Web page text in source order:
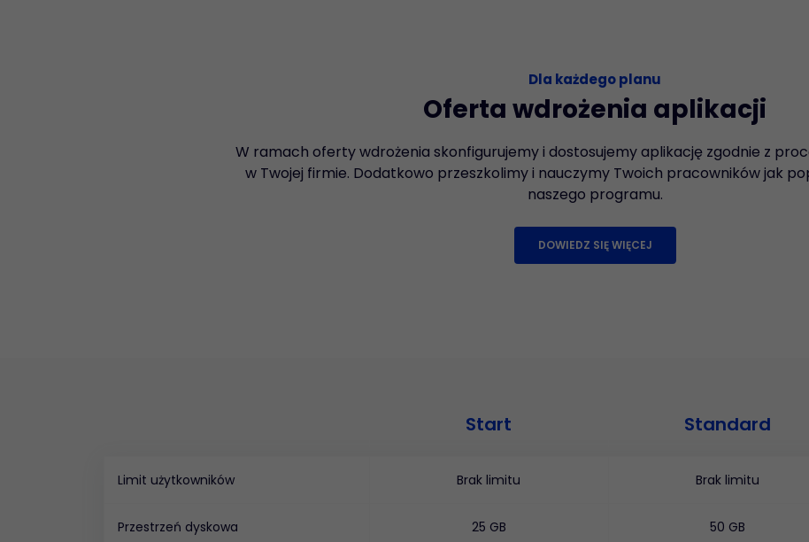
Dla każdego planu
Oferta wdrożenia aplikacji
W ramach oferty wdrożenia skonfigurujemy i dostosujemy aplikację zgodnie z
w Twojej firmie. Dodatkowo przeszkolimy i nauczymy Twoich pracowników jak
naszego programu.
DOWIEDZ SIĘ WIĘCEJ
Start Standard
Limit użytkowników Brak limitu Brak limitu
Przestrzeń dyskowa 25 GB 50 GB